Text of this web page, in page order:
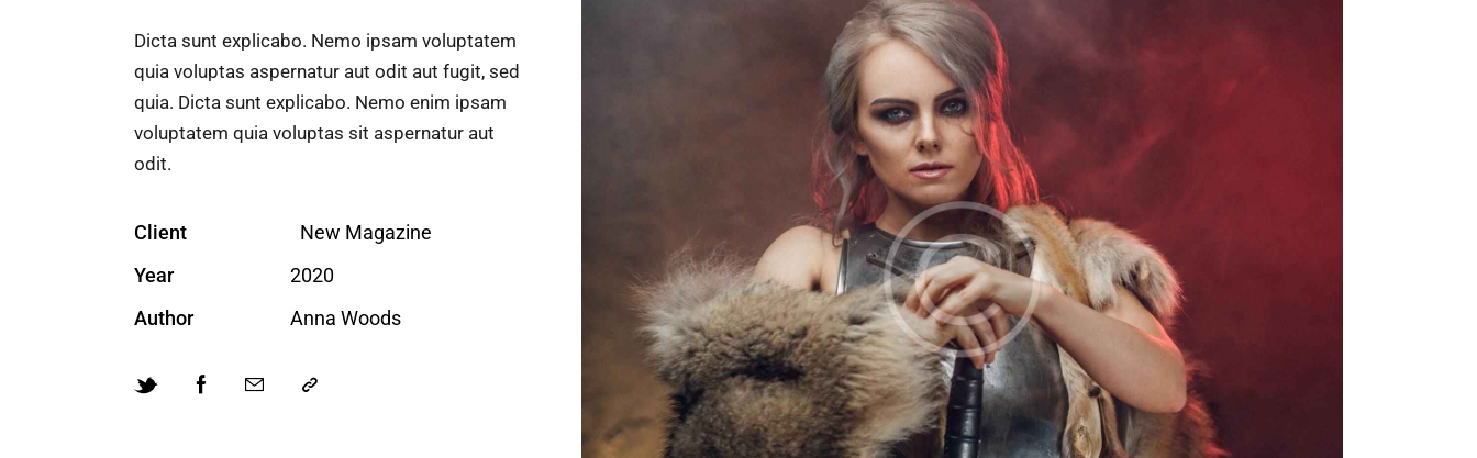
Dicta sunt explicabo. Nemo ipsam voluptatem
quia voluptas aspernatur aut odit aut fugit, sed
quia. Dicta sunt explicabo. Nemo enim ipsam
voluptatem quia voluptas sit aspernatur aut
odit.
Client
New Magazine
Year
2020
Author
Anna Woods